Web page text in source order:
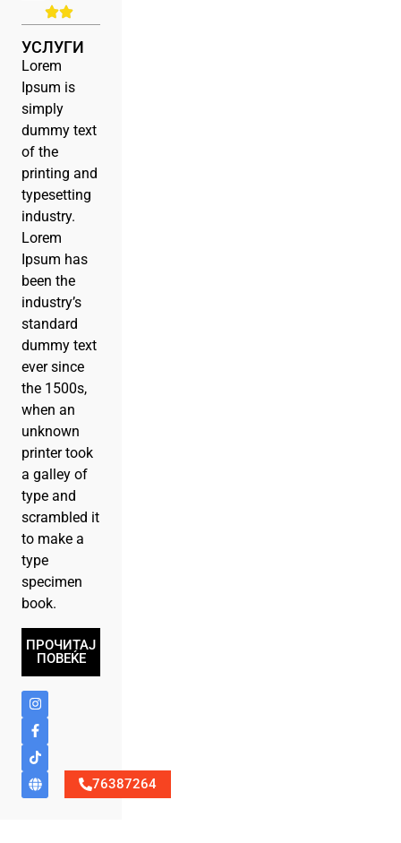
УСЛУГИ
Lorem
Ipsum is
simply
dummy text
of the
printing and
typesetting
industry.
Lorem
Ipsum has
been the
industry’s
standard
dummy text
ever since
the 1500s,
when an
unknown
printer took
a galley of
type and
scrambled it
to make a
type
specimen
book.
ПРОЧИТАЈ
ПОВЕЌЕ
76387264